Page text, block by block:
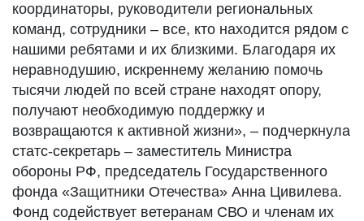
координаторы, руководители региональных
команд, сотрудники – все, кто находится рядом с
нашими ребятами и их близкими. Благодаря их
неравнодушию, искреннему желанию помочь
тысячи людей по всей стране находят опору,
получают необходимую поддержку и
возвращаются к активной жизни», – подчеркнула
статс-секретарь – заместитель Министра
обороны РФ, председатель Государственного
фонда «Защитники Отечества» Анна Цивилева.
Фонд содействует ветеранам СВО и членам их